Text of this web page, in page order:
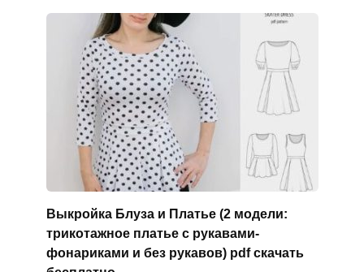
Выкройка Блуза и Платье (2 модели:
трикотажное платье с рукавами-
фонариками и без рукавов) pdf скачать